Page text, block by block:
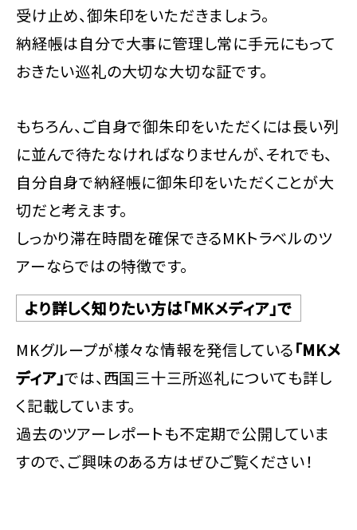
受け止め、御朱印をいただきましょう。
納経帳は自分で大事に管理し常に手元にもって
おきたい巡礼の大切な大切な証です。
もちろん、ご自身で御朱印をいただくには長い列
に並んで待たなければなりませんが、それでも、
自分自身で納経帳に御朱印をいただくことが大
切だと考えます。
しっかり滞在時間を確保できるMKトラベルのツ
アーならではの特徴です。
より詳しく知りたい方は「MKメディア」で
MKグループが様々な情報を発信している「MKメ
ディア」では、西国三十三所巡礼についても詳し
く記載しています。
過去のツアーレポートも不定期で公開していま
すので、ご興味のある方はぜひご覧ください！